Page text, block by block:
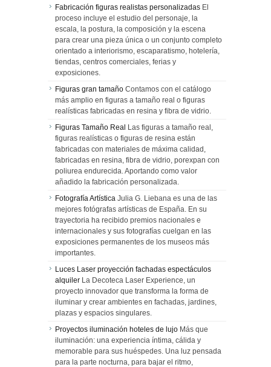
Fabricación figuras realistas personalizadas El
proceso incluye el estudio del personaje, la
escala, la postura, la composición y la escena
para crear una pieza única o un conjunto completo
orientado a interiorismo, escaparatismo, hotelería,
tiendas, centros comerciales, ferias y
exposiciones.
Figuras gran tamaño Contamos con el catálogo
más amplio en figuras a tamaño real o figuras
realísticas fabricadas en resina y fibra de vidrio.
Figuras Tamaño Real Las figuras a tamaño real,
figuras realísticas o figuras de resina están
fabricadas con materiales de máxima calidad,
fabricadas en resina, fibra de vidrio, porexpan con
poliurea endurecida. Aportando como valor
añadido la fabricación personalizada.
Fotografía Artística Julia G. Liebana es una de las
mejores fotógrafas artísticas de España. En su
trayectoria ha recibido premios nacionales e
internacionales y sus fotografías cuelgan en las
exposiciones permanentes de los museos más
importantes.
Luces Laser proyección fachadas espectáculos
alquiler La Decoteca Laser Experience, un
proyecto innovador que transforma la forma de
iluminar y crear ambientes en fachadas, jardines,
plazas y espacios singulares.
Proyectos iluminación hoteles de lujo Más que
iluminación: una experiencia íntima, cálida y
memorable para sus huéspedes. Una luz pensada
para la parte nocturna, para bajar el ritmo,